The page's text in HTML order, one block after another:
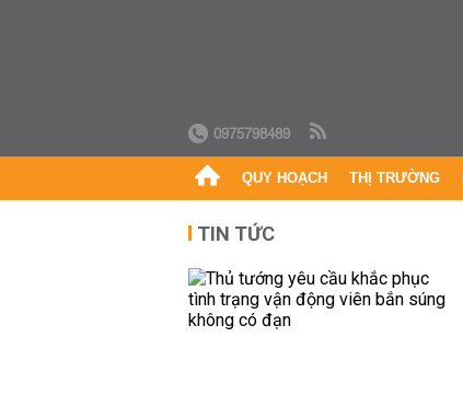
0975798489
QUY HOẠCH THỊ TRƯỜNG
TIN TỨC